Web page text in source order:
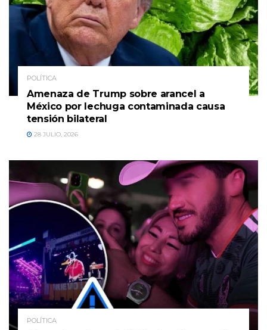
POLÍTICA
Amenaza de Trump sobre arancel a
México por lechuga contaminada causa
tensión bilateral
28 JULIO, 2026
POLÍTICA